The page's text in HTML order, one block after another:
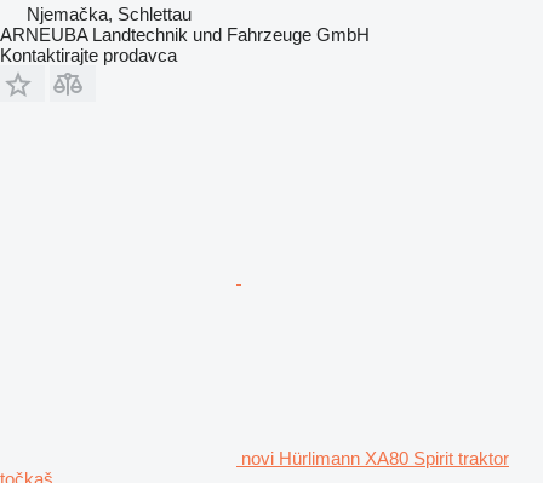
Njemačka, Schlettau
ARNEUBA Landtechnik und Fahrzeuge GmbH
Kontaktirajte prodavca
novi Hürlimann XA80 Spirit traktor
točkaš